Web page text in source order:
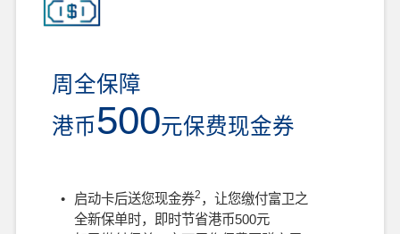
周全保障
港币500元保费现金券
• 启动卡后送您现金券2 ，让您缴付富卫之
全新保单时，即时节省港币500元